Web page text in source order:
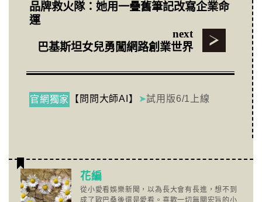
品牌救火隊：她用一疊舊筆記改寫企業命
運
next
巴基斯坦女兒勇闖網路創業世界
官網獨家 【問問大師AI】 ➤試用版6/1上線
花編
從小愛看娛樂新聞，以為長大會有長進，想不到
成了歐巴桑後還是愛看。喜歡一切無關宏旨的小